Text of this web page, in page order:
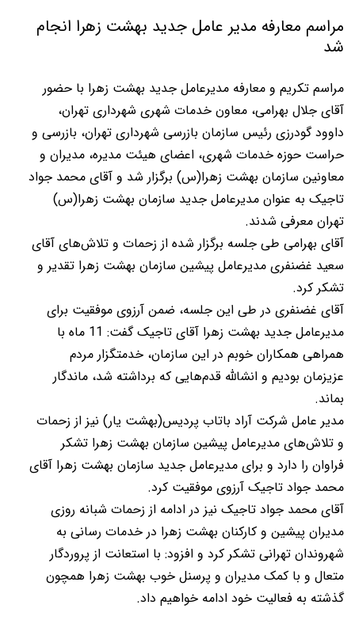
مراسم معارفه مدیر عامل جدید بهشت زهرا انجام
شد
مراسم تکریم و معارفه مدیر‌عامل جدید بهشت زهرا با حضور
آقای جلال بهرامی، معاون خدمات شهری شهرداری تهران،
داوود گودرزی رئیس سازمان بازرسی شهرداری تهران، بازرسی و
حراست حوزه خدمات شهری، اعضای هیئت مدیره، مدیران و
معاونین سازمان بهشت زهرا(س) برگزار شد و آقای محمد جواد
تاجیک به عنوان مدیرعامل جدید سازمان بهشت زهرا(س)
تهران معرفی شدند.
آقای بهرامی طی جلسه برگزار شده از زحمات و تلاش‌های آقای
سعید غضنفری مدیرعامل پیشین سازمان بهشت زهرا تقدیر و
تشکر کرد.
آقای غضنفری در طی این جلسه، ضمن آرزوی موفقیت برای
مدیرعامل جدید بهشت زهرا آقای تاجیک گفت: 11 ماه با
همراهی همکاران خوبم در این سازمان، خدمتگزار مردم
عزیزمان بودیم و انشالله قدم‌هایی که برداشته شد، ماندگار
بماند.
مدیر عامل شرکت آراد باتاب پردیس(بهشت یار) نیز از زحمات
و تلاش‌های مدیرعامل پیشین سازمان بهشت زهرا تشکر
فراوان را دارد و برای مدیرعامل جدید سازمان بهشت زهرا آقای
محمد جواد تاجیک آرزوی موفقیت کرد.
آقای محمد جواد تاجیک نیز در ادامه از زحمات شبانه روزی
مدیران پیشین و کارکنان بهشت زهرا در خدمات رسانی به
شهروندان تهرانی تشکر کرد و افزود: با استعانت از پروردگار
متعال و با کمک مدیران و پرسنل خوب بهشت زهرا همچون
گذشته به فعالیت خود ادامه خواهیم داد.